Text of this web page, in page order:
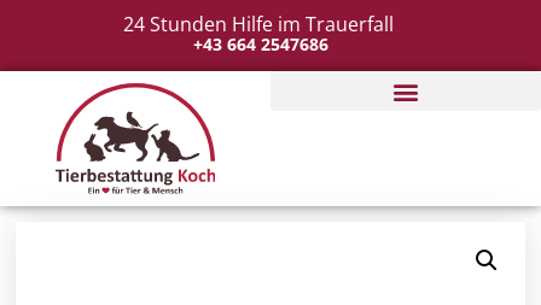
24 Stunden Hilfe im Trauerfall
+43 664 2547686